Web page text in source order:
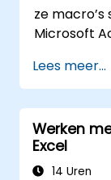
ze
Microsoft
cursus
integreren
met MS
voor het
Lees meer...
Werken
Excel
14 Uren